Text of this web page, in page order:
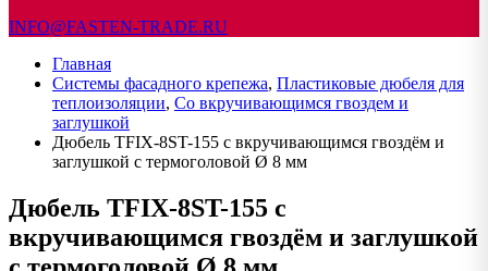
INFO@FASTEN-TRADE.RU
Главная
Системы фасадного крепежа, Пластиковые дюбеля для
теплоизоляции, Со вкручивающимся гвоздем и
заглушкой
Дюбель TFIX-8ST-155 с вкручивающимся гвоздём и
заглушкой с термоголовой Ø 8 мм
Дюбель TFIX-8ST-155 с
вкручивающимся гвоздём и заглушкой